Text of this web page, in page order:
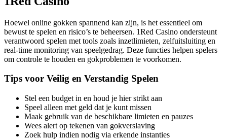
Hoewel online gokken spannend kan zijn, is het essentieel om
bewust te spelen en risico’s te beheersen. 1Red Casino ondersteunt
verantwoord spelen met tools zoals inzetlimieten, zelfuitsluiting en
real-time monitoring van speelgedrag. Deze functies helpen spelers
om controle te houden en gokproblemen te voorkomen.
Tips voor Veilig en Verstandig Spelen
Stel een budget in en houd je hier strikt aan
Speel alleen met geld dat je kunt missen
Maak gebruik van de beschikbare limieten en pauzes
Wees alert op tekenen van gokverslaving
Zoek hulp indien nodig via erkende instanties